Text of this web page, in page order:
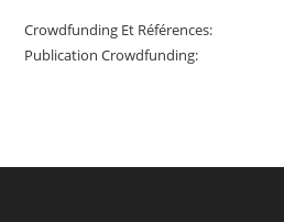
Crowdfunding Et Références:
Publication Crowdfunding: